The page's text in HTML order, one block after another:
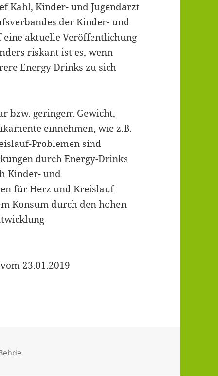
Kahl, Kinder- und Jugendarzt
der Kinder- und
eine aktuelle Veröffentlichung
riskant ist es, wenn
Energy Drinks zu sich
bzw. geringem Gewicht,
einnehmen, wie z.B.
Problemen sind
durch Energy-Drinks
Kinder- und
für Herz und Kreislauf
Konsum durch den hohen
23.01.2019